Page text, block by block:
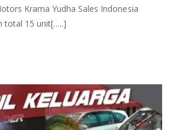
Krama Yudha Sales Indonesia
total 15 unit[…..]